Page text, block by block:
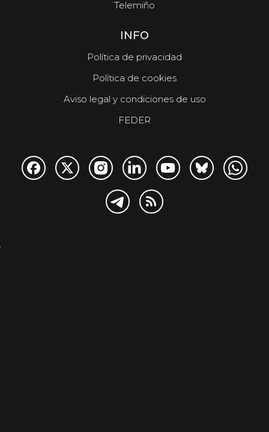
Telemiño
INFO
Política de privacidad
Política de cookies
Aviso legal y condiciones de uso
FEDER